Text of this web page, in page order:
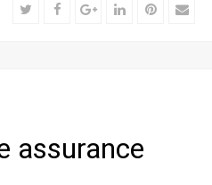
TwitterFacebookGoogle+LinkedInPinterest
Email
assurance